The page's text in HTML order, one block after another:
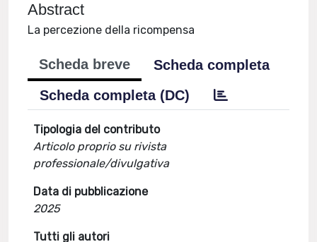
Abstract
La percezione della ricompensa
Scheda breve
Scheda completa
Scheda completa (DC)
Tipologia del contributo
Articolo proprio su rivista
professionale/divulgativa
Data di pubblicazione
2025
Tutti gli autori